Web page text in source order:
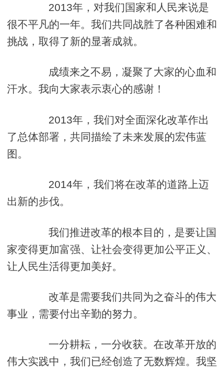
2013年，对我们国家和人民来说是
很不平凡的一年。我们共同战胜了各种困难和
挑战，取得了新的显著成就。
成绩来之不易，凝聚了大家的心血和
汗水。我向大家表示衷心的感谢！
2013年，我们对全面深化改革作出
了总体部署，共同描绘了未来发展的宏伟蓝
图。
2014年，我们将在改革的道路上迈
出新的步伐。
我们推进改革的根本目的，是要让国
家变得更加富强、让社会变得更加公平正义、
让人民生活得更加美好。
改革是需要我们共同为之奋斗的伟大
事业，需要付出辛勤的努力。
一分耕耘，一分收获。在改革开放的
伟大实践中，我们已经创造了无数辉煌。我坚